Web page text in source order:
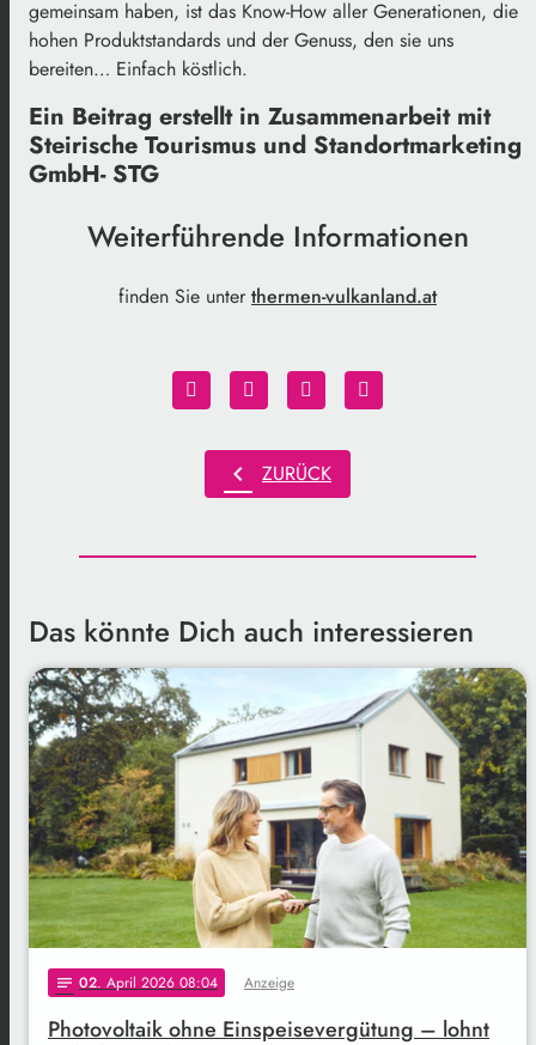
gemeinsam haben, ist das Know-How aller Generationen, die
hohen Produktstandards und der Genuss, den sie uns
bereiten… Einfach köstlich.
Ein Beitrag erstellt in Zusammenarbeit mit
Steirische Tourismus und Standortmarketing
GmbH- STG
Weiterführende Informationen
finden Sie unter thermen-vulkanland.at
chevron_left ZURÜCK
Das könnte Dich auch interessieren
notes 02. April 2026 08:04 Anzeige
Photovoltaik ohne Einspeisevergütung – lohnt